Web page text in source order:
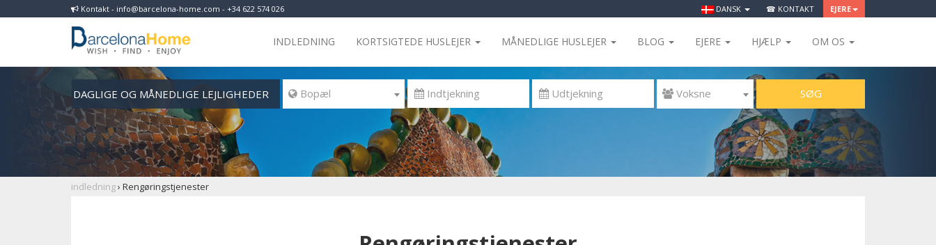
Kontakt - info@barcelona-home.com - +34 622 574 026 DANSK ☎ KONTAKT EJERE
INDLEDNING KORTSIGTEDE HUSLEJER MÅNEDLIGE HUSLEJER BLOG EJERE HJÆLP OM OS
DAGLIGE OG MÅNEDLIGE LEJLIGHEDER  Bopæl  Voksne SØG
indledning› Rengøringstjenester